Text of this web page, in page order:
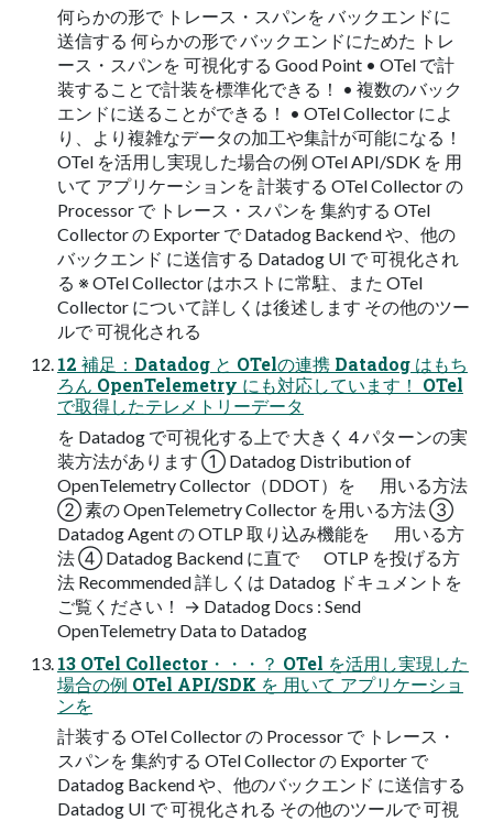
何らかの形で トレース・スパンを バックエンドに
送信する 何らかの形で バックエンドにためた トレ
ース・スパンを 可視化する Good Point • OTel で計
装することで計装を標準化できる！ • 複数のバック
エンドに送ることができる！ • OTel Collector によ
り、より複雑なデータの加⼯や集計が可能になる！
OTel を活⽤し実現した場合の例 OTel API/SDK を ⽤
いて アプリケーションを 計装する OTel Collector の
Processor で トレース・スパンを 集約する OTel
Collector の Exporter で Datadog Backend や、他の
バックエンド に送信する Datadog UI で 可視化され
る ※ OTel Collector はホストに常駐、また OTel
Collector について詳しくは後述します その他のツー
ルで 可視化される
12 補⾜：Datadog と OTelの連携 Datadog はもち
ろん OpenTelemetry にも対応しています！ OTel
で取得したテレメトリーデータ
を Datadog で可視化する上で ⼤きく 4 パターンの実
装⽅法があります ① Datadog Distribution of
OpenTelemetry Collector（DDOT）を ⽤いる⽅法
② 素の OpenTelemetry Collector を⽤いる⽅法 ③
Datadog Agent の OTLP 取り込み機能を ⽤いる⽅
法 ④ Datadog Backend に直で OTLP を投げる⽅
法 Recommended 詳しくは Datadog ドキュメントを
ご覧ください！ → Datadog Docs : Send
OpenTelemetry Data to Datadog
13 OTel Collector・・・？ OTel を活⽤し実現した
場合の例 OTel API/SDK を ⽤いて アプリケーショ
ンを
計装する OTel Collector の Processor で トレース・
スパンを 集約する OTel Collector の Exporter で
Datadog Backend や、他のバックエンド に送信する
Datadog UI で 可視化される その他のツールで 可視